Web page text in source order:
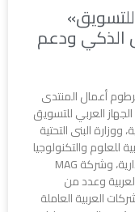
الذكي ودعم
أعمال المنتدى
العربي للتسويق
البنى التحتية
للعلوم والتكنولوجيا
والنقل البحري، والمنظمة العربية للتنمية الإدارية، وشركة MAG
وعدد من
العربية العاملة